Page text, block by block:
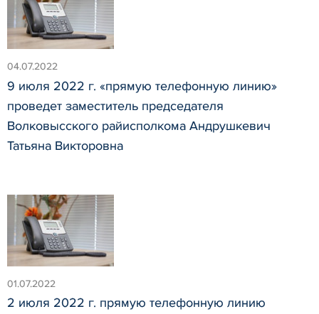
04.07.2022
9 июля 2022 г. «прямую телефонную линию»
проведет заместитель председателя
Волковысского райисполкома Андрушкевич
Татьяна Викторовна
01.07.2022
2 июля 2022 г. прямую телефонную линию